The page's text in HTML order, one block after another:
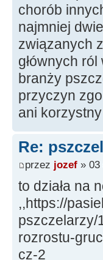
chorób
najmniej
związanych
głównych ról
branży
przyczyn
ani
Re:
przez jozef » 03
to działa na
,,https://
pszczelarzy/
rozrostu-
cz-2